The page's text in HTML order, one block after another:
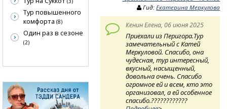
Гид:Екатерина Меркулова
Кенин Елена, 06 июня 2025
Приехали из Перигора.Тур
замечательный с Катей
Меркуловой. Спасибо, она
чудесная, тур интересный,
вкусный, насыщенный,
довольна очень. Спасибо
огромное ей и всем, кто это
организовал, а ей особенное
спасибо.????????????
Тур повышенного
комфорта (8)
Один раз в сезоне
(2)